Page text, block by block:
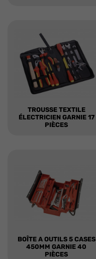
TROUSSE TEXTILE
ÉLECTRICIEN GARNIE 17
PIÈCES
BOÎTE A OUTILS 5 CASES
450MM GARNIE 40
PIÈCES